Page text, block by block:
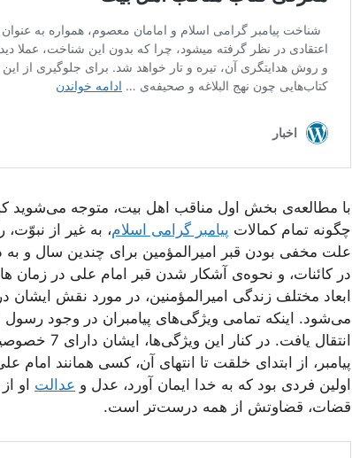
با مطالعه‌ی بخش اول مناقب اهل بیت، متوجه می‌شوید که
چگونه تمام کمالات پیامبر گرامی اسلام، به غیر از
علت مخفی بودن قبر امیرالمؤمین برای چندین سال و
در کائنات، و نحوه‌ی آشکار شدن قبر امام علی در زمان
ابعاد مختلف زندگی امیرالمؤمنین، در مورد نقش
می‌شود. اینکه تمامی ویژگی‌های پیامبران در وجود رسول
انتقال
پیامبر، از ابتدای خلقت تا انتهای آن، کسی همانند امام
اولین فردی بود که به خدا ایمان آورد، عدل و عدالت او
قضات، قضاوتش از همه درست‌تر است.